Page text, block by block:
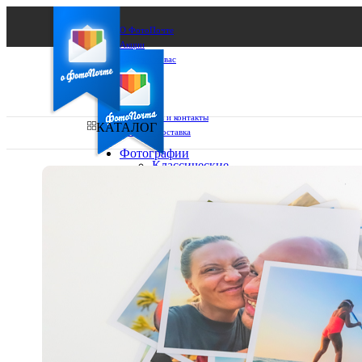
О ФотоПочте
Акции
Сделаем за вас
Бизнесу
FAQ
Франшиза
Поддержка и контакты
Оплата и доставка
Выберите из списка:
КАТАЛОГ
Фотографии
Классические
10х15
15х15
15х20
20х20
20х30
30х30
30х40
Фото
в